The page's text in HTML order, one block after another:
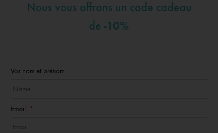
Nous vous offrons un code cadeau
de -10%
Vos nom et prénom
Email